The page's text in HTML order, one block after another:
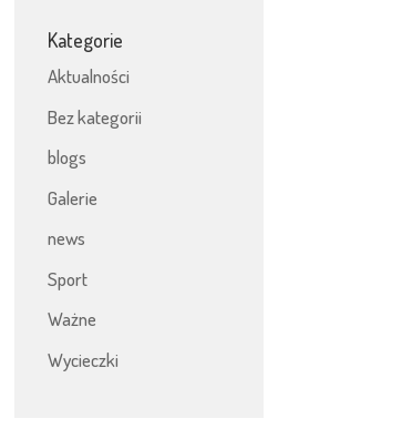
Kategorie
Aktualności
Bez kategorii
blogs
Galerie
news
Sport
Ważne
Wycieczki